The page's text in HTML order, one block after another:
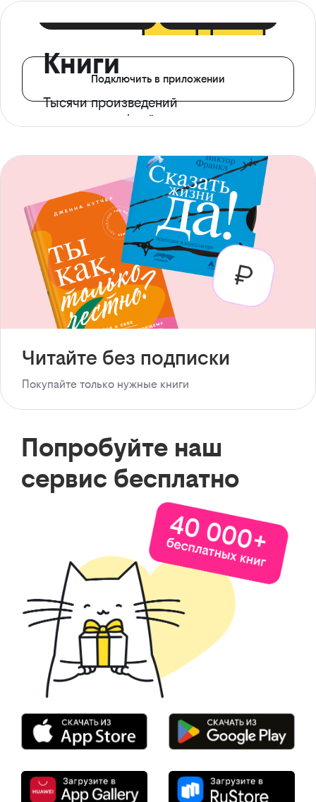
Книги
Тысячи произведений
с доступом офлайн
Подключить в приложении
Читайте без подписки
Покупайте только нужные книги
Попробуйте наш
сервис бесплатно